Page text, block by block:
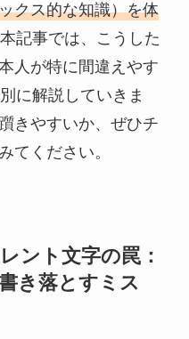
クス的な知識）を体
記事では、こうした
人が特に間違えやす
に解説していきま
きやすいか、ぜひチ
てください。
ント文字の罠：
き落とすミス